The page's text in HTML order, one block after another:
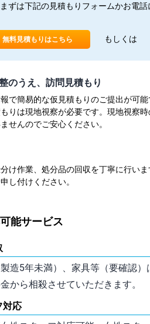
まずは下記の見積もりフォームかお電
無料見積もりはこちら もしくは
のうえ、訪問見積もり
で簡易的な仮見積もりのご提出が可
りは現地視察が必要です。現地視察
せんのでご安心ください。
け作業、処分品の回収を丁寧に行い
し付けください。
能サービス
造5年未満）、家具等（要確認
から相殺させていただきます。
対応